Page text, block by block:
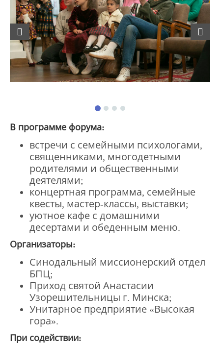
Previous Next
В программе форума:
встречи с семейными психологами,
священниками, многодетными
родителями и общественными
деятелями;
концертная программа, семейные
квесты, мастер-классы, выставки;
уютное кафе с домашними
десертами и обеденным меню.
Организаторы:
Синодальный миссионерский отдел
БПЦ;
Приход святой Анастасии
Узорешительницы г. Минска;
Унитарное предприятие «Высокая
гора».
При содействии: